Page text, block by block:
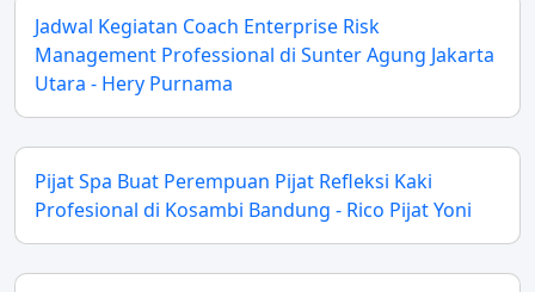
Jadwal Kegiatan Coach Enterprise Risk
Management Professional di Sunter Agung Jakarta
Utara - Hery Purnama
Pijat Spa Buat Perempuan Pijat Refleksi Kaki
Profesional di Kosambi Bandung - Rico Pijat Yoni